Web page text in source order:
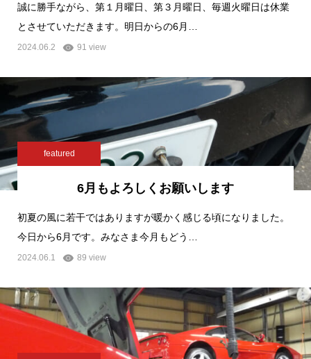
誠に勝手ながら、第１月曜日、第３月曜日、毎週火曜日は休業
とさせていただきます。明日からの6月…
2024.06.2 91 view
featured
6月もよろしくお願いします
初夏の風に若干ではありますが暖かく感じる頃になりました。
今日から6月です。みなさま今月もどう…
2024.06.1 89 view